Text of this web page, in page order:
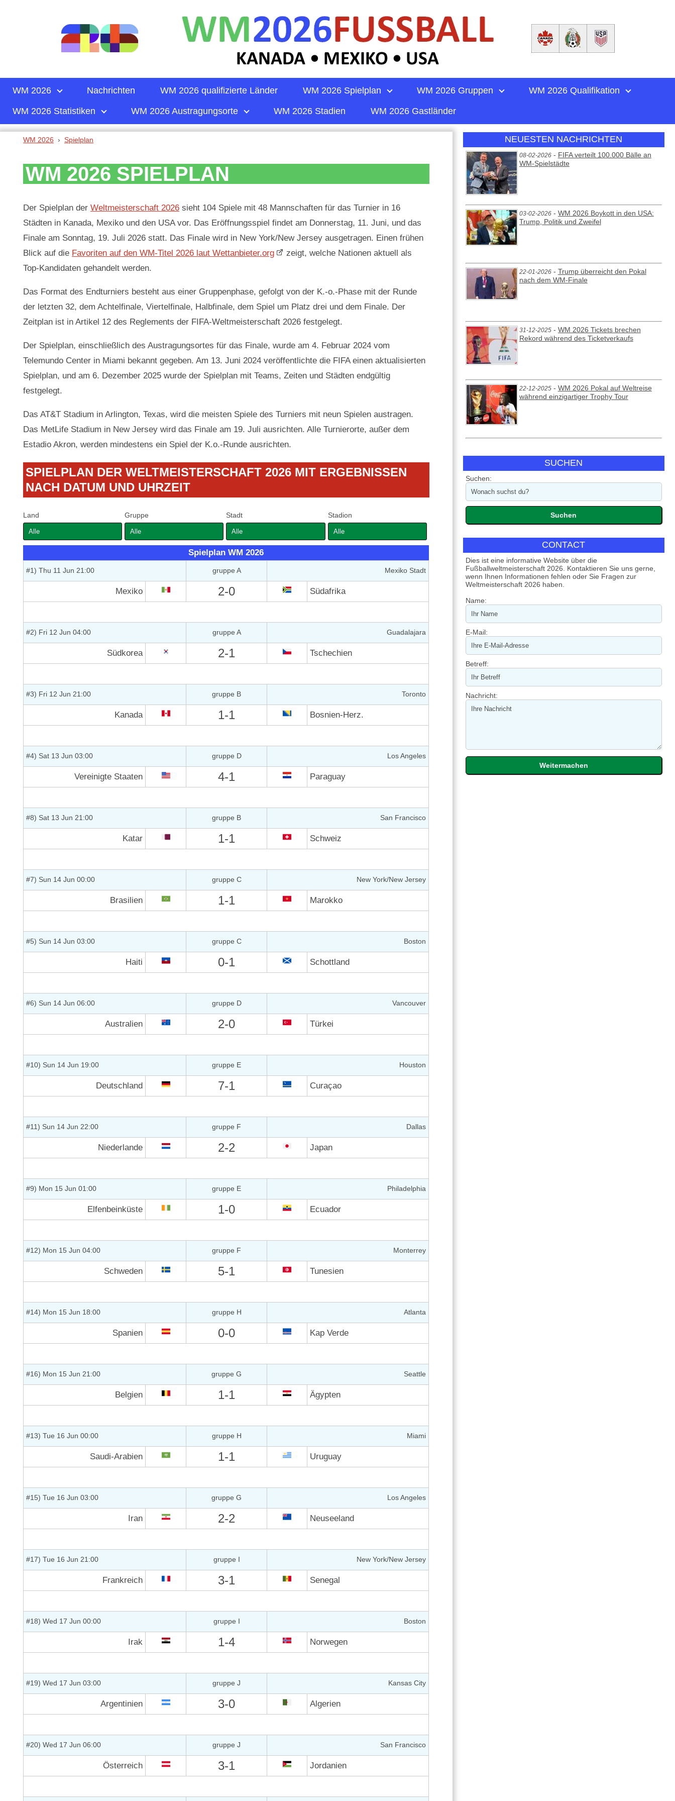
WM 2026 Nachrichten WM 2026 qualifizierte Länder WM 2026 Spielplan WM 2026 Gruppen WM 2026 Qualifikation
WM 2026 Statistiken WM 2026 Austragungsorte WM 2026 Stadien WM 2026 Gastländer
WM 2026 Spielplan
WM 2026 SPIELPLAN
Der Spielplan derWeltmeisterschaft 2026 sieht 104 Spiele mit 48 Mannschaften für das Turnier in 16
Städten in Kanada, Mexiko und den USA vor. Das Eröffnungsspiel findet am Donnerstag, 11. Juni, und das
Finale am Sonntag, 19. Juli 2026 statt. Das Finale wird in New York/New Jersey ausgetragen. Einen frühen
Blick auf die Favoriten auf den WM-Titel 2026 laut Wettanbieter.org
zeigt, welche Nationen aktuell als
Top-Kandidaten gehandelt werden.
Das Format des Endturniers besteht aus einer Gruppenphase, gefolgt von der K.-o.-Phase mit der Runde
der letzten 32, dem Achtelfinale, Viertelfinale, Halbfinale, dem Spiel um Platz drei und dem Finale. Der
Zeitplan ist in Artikel 12 des Reglements der FIFA-Weltmeisterschaft 2026 festgelegt.
Der Spielplan, einschließlich des Austragungsortes für das Finale, wurde am 4. Februar 2024 vom
Telemundo Center in Miami bekannt gegeben. Am 13. Juni 2024 veröffentlichte die FIFA einen aktualisierten
Spielplan, und am 6. Dezember 2025 wurde der Spielplan mit Teams, Zeiten und Städten endgültig
festgelegt.
Das AT&T Stadium in Arlington, Texas, wird die meisten Spiele des Turniers mit neun Spielen austragen.
Das MetLife Stadium in New Jersey wird das Finale am 19. Juli ausrichten. Alle Turnierorte, außer dem
Estadio Akron, werden mindestens ein Spiel der K.o.-Runde ausrichten.
SPIELPLAN DER WELTMEISTERSCHAFT 2026 MIT ERGEBNISSEN
NACH DATUM UND UHRZEIT
Land Gruppe Stadt Stadion
Spielplan WM 2026
#1) Thu 11 Jun 21:00 gruppe A Mexiko Stadt
Mexiko 2-0 Südafrika
#2) Fri 12 Jun 04:00 gruppe A Guadalajara
Südkorea 2-1 Tschechien
#3) Fri 12 Jun 21:00 gruppe B Toronto
Kanada 1-1 Bosnien-Herz.
#4) Sat 13 Jun 03:00 gruppe D Los Angeles
Vereinigte Staaten 4-1 Paraguay
#8) Sat 13 Jun 21:00 gruppe B San Francisco
Katar 1-1 Schweiz
#7) Sun 14 Jun 00:00 gruppe C New York/New Jersey
Brasilien 1-1 Marokko
#5) Sun 14 Jun 03:00 gruppe C Boston
Haiti 0-1 Schottland
#6) Sun 14 Jun 06:00 gruppe D Vancouver
Australien 2-0 Türkei
#10) Sun 14 Jun 19:00 gruppe E Houston
Deutschland 7-1 Curaçao
#11) Sun 14 Jun 22:00 gruppe F Dallas
Niederlande 2-2 Japan
#9) Mon 15 Jun 01:00 gruppe E Philadelphia
Elfenbeinküste 1-0 Ecuador
#12) Mon 15 Jun 04:00 gruppe F Monterrey
Schweden 5-1 Tunesien
#14) Mon 15 Jun 18:00 gruppe H Atlanta
Spanien 0-0 Kap Verde
#16) Mon 15 Jun 21:00 gruppe G Seattle
Belgien 1-1 Ägypten
#13) Tue 16 Jun 00:00 gruppe H Miami
Saudi-Arabien 1-1 Uruguay
#15) Tue 16 Jun 03:00 gruppe G Los Angeles
Iran 2-2 Neuseeland
#17) Tue 16 Jun 21:00 gruppe I New York/New Jersey
Frankreich 3-1 Senegal
#18) Wed 17 Jun 00:00 gruppe I Boston
Irak 1-4 Norwegen
#19) Wed 17 Jun 03:00 gruppe J Kansas City
Argentinien 3-0 Algerien
#20) Wed 17 Jun 06:00 gruppe J San Francisco
Österreich 3-1 Jordanien
NEUESTEN NACHRICHTEN
08-02-2026- FIFA verteilt 100.000 Bälle an
WM-Spielstädte
03-02-2026- WM 2026 Boykott in den USA:
Trump, Politik und Zweifel
22-01-2026- Trump überreicht den Pokal
nach dem WM-Finale
31-12-2025- WM 2026 Tickets brechen
Rekord während des Ticketverkaufs
22-12-2025- WM 2026 Pokal auf Weltreise
während einzigartiger Trophy Tour
SUCHEN
Suchen:
CONTACT
Dies ist eine informative Website über die
Fußballweltmeisterschaft 2026. Kontaktieren Sie uns gerne,
wenn Ihnen Informationen fehlen oder Sie Fragen zur
Weltmeisterschaft 2026 haben.
Name:
E-Mail:
Betreff:
Nachricht: